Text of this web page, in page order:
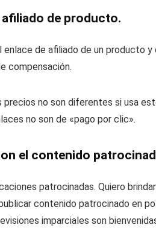
afiliado de producto.
enlace de afiliado de un producto
compensación.
precios no son diferentes si usa
no son de «pago por clic».
el contenido
patrocinadas. Quiero
contenido patrocinado en
imparciales son